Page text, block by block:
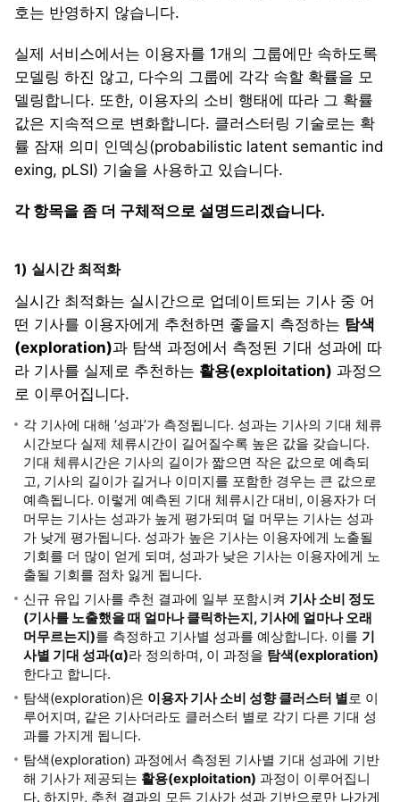
호는 반영하지 않습니다.
실제 서비스에서는 이용자를 1개의 그룹에만 속하도록
모델링 하진 않고, 다수의 그룹에 각각 속할 확률을 모
델링합니다. 또한, 이용자의 소비 행태에 따라 그 확률
값은 지속적으로 변화합니다. 클러스터링 기술로는 확
률 잠재 의미 인덱싱(probabilistic latent semantic ind
exing, pLSI) 기술을 사용하고 있습니다.
각 항목을 좀 더 구체적으로 설명드리겠습니다.
1) 실시간 최적화
실시간 최적화는 실시간으로 업데이트되는 기사 중 어
떤 기사를 이용자에게 추천하면 좋을지 측정하는 탐색
(exploration)과 탐색 과정에서 측정된 기대 성과에 따
라 기사를 실제로 추천하는 활용(exploitation) 과정으
로 이루어집니다.
각 기사에 대해 ‘성과’가 측정됩니다. 성과는 기사의 기대 체류
시간보다 실제 체류시간이 길어질수록 높은 값을 갖습니다.
기대 체류시간은 기사의 길이가 짧으면 작은 값으로 예측되
고, 기사의 길이가 길거나 이미지를 포함한 경우는 큰 값으로
예측됩니다. 이렇게 예측된 기대 체류시간 대비, 이용자가 더
머무는 기사는 성과가 높게 평가되며 덜 머무는 기사는 성과
가 낮게 평가됩니다. 성과가 높은 기사는 이용자에게 노출될
기회를 더 많이 얻게 되며, 성과가 낮은 기사는 이용자에게 노
출될 기회를 점차 잃게 됩니다.
신규 유입 기사를 추천 결과에 일부 포함시켜 기사 소비 정도
(기사를 노출했을 때 얼마나 클릭하는지, 기사에 얼마나 오래
머무르는지)를 측정하고 기사별 성과를 예상합니다. 이를 기
사별 기대 성과(α)라 정의하며, 이 과정을 탐색(exploration)
한다고 합니다.
탐색(exploration)은 이용자 기사 소비 성향 클러스터 별로 이
루어지며, 같은 기사더라도 클러스터 별로 각기 다른 기대 성
과를 가지게 됩니다.
탐색(exploration) 과정에서 측정된 기사별 기대 성과에 기반
해 기사가 제공되는 활용(exploitation) 과정이 이루어집니
다. 하지만, 추천 결과의 모든 기사가 성과 기반으로만 나가게